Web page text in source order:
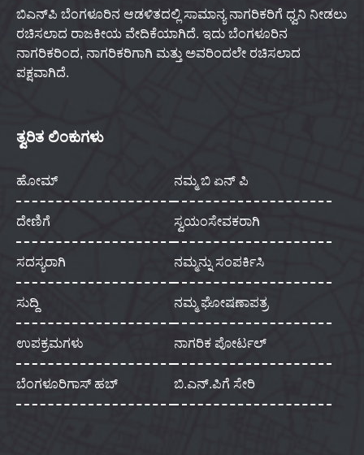
ಬಿಎನ್‌ಪಿ ಬೆಂಗಳೂರಿನ ಆಡಳಿತದಲ್ಲಿ ಸಾಮಾನ್ಯ ನಾಗರಿಕರಿಗೆ ಧ್ವನಿ ನೀಡಲು
ರಚಿಸಲಾದ ರಾಜಕೀಯ ವೇದಿಕೆಯಾಗಿದೆ. ಇದು ಬೆಂಗಳೂರಿನ
ನಾಗರಿಕರಿಂದ, ನಾಗರಿಕರಿಗಾಗಿ ಮತ್ತು ಅವರಿಂದಲೇ ರಚಿಸಲಾದ
ಪಕ್ಷವಾಗಿದೆ.
ತ್ವರಿತ ಲಿಂಕುಗಳು
ಹೋಮ್ ನಮ್ಮ ಬಿ ಏನ್ ಪಿ
ದೇಣಿಗೆ ಸ್ವಯಂಸೇವಕರಾಗಿ
ಸದಸ್ಯರಾಗಿ ನಮ್ಮನ್ನು ಸಂಪರ್ಕಿಸಿ
ಸುದ್ದಿ ನಮ್ಮ ಘೋಷಣಾಪತ್ರ
ಉಪಕ್ರಮಗಳು ನಾಗರಿಕ ಪೋರ್ಟಲ್
ಬೆಂಗಳೂರಿಗಾಸ್ ಹಬ್ ಬಿ.ಎನ್.ಪಿಗೆ ಸೇರಿ